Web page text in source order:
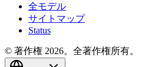
全モデル
サイトマップ
Status
© 著作権 2026。全著作権所有。